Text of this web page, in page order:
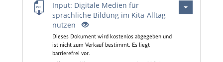
Titel
Input: Digitale Medien für
sprachliche Bildung im Kita-Alltag
nutzen
Dieses Dokument wird kostenlos abgegeben und
ist nicht zum Verkauf bestimmt. Es liegt
barrierefrei vor.